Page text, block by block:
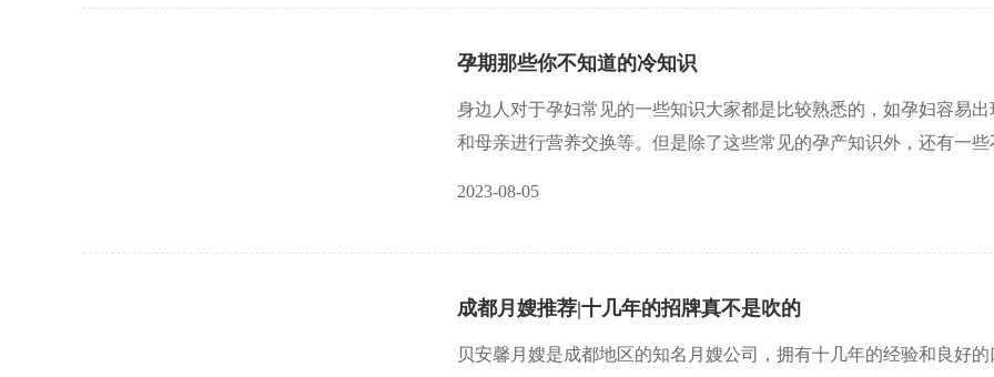
孕期那些你不知道的冷知识
身边人对于孕妇常见的一些知识大家都是比较熟悉的，如孕妇容易
和母亲进行营养交换等。但是除了这些常见的孕产知识外，还有一
2023-08-05
成都月嫂推荐|十几年的招牌真不是吹的
贝安馨月嫂是成都地区的知名月嫂公司，拥有十几年的经验和良好